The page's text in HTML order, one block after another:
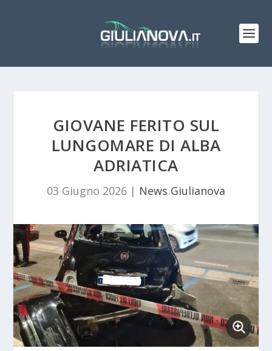
GIOVANE FERITO SUL
LUNGOMARE DI ALBA
ADRIATICA
03 Giugno 2026 | News Giulianova